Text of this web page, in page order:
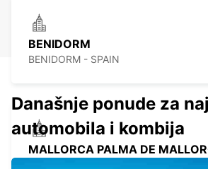
BENIDORM
BENIDORM - SPAIN
MALLORCA PALMA DE
Današnje ponude za
automobila i kombija